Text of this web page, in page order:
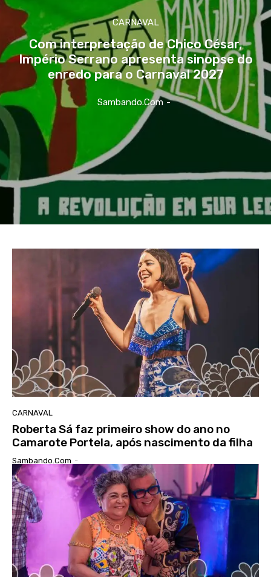
CARNAVAL
Com interpretação de Chico César,
Império Serrano apresenta sinopse do
enredo para o Carnaval 2027
Sambando.com -
CARNAVAL
Roberta Sá faz primeiro show do ano no
Camarote Portela, após nascimento da filha
Sambando.com -